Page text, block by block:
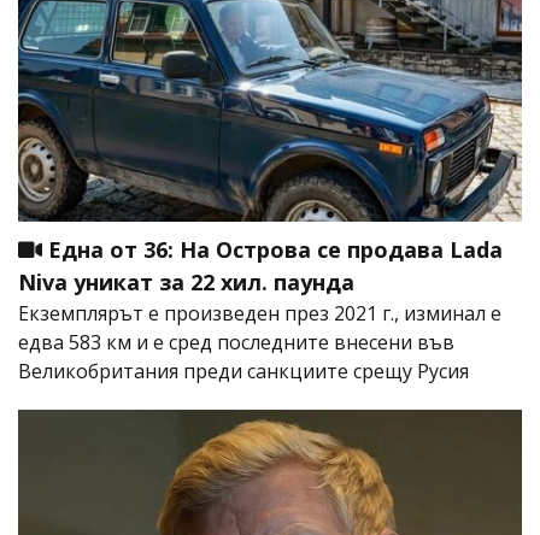
Една от 36: На Острова се продава Lada
Niva уникат за 22 хил. паунда
Екземплярът е произведен през 2021 г., изминал е
едва 583 км и е сред последните внесени във
Великобритания преди санкциите срещу Русия